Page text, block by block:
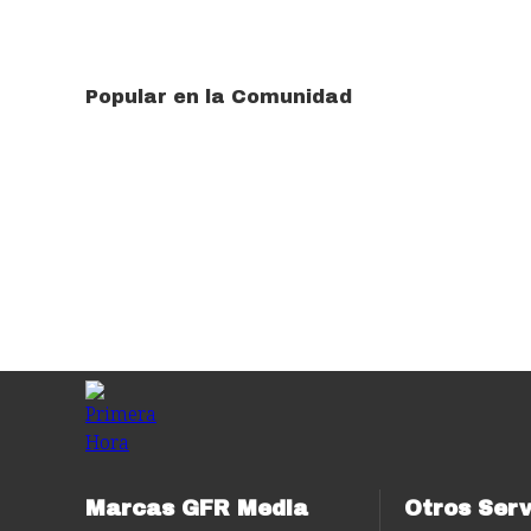
Popular en la Comunidad
Marcas GFR Media Otros